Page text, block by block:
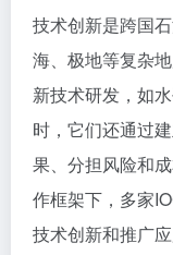
技术创新是跨国
海、极地等复杂
新技术研发，如
时，它们还通过
果、分担风险和
作框架下，多家
技术创新和推广应